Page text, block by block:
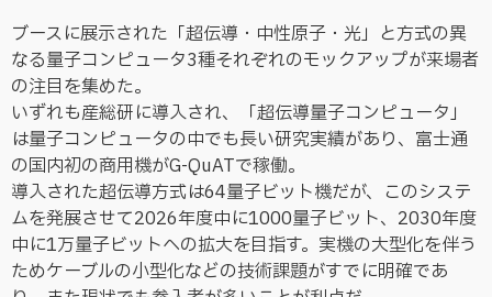
ブースに展示された「超伝導・中性原子・光」と方式の異
なる量子コンピュータ3種それぞれのモックアップが来場者
の注目を集めた。
いずれも産総研に導入され、「超伝導量子コンピュータ」
は量子コンピュータの中でも長い研究実績があり、富士通
の国内初の商用機がG-QuATで稼働。
導入された超伝導方式は64量子ビット機だが、このシステ
ムを発展させて2026年度中に1000量子ビット、2030年度
中に1万量子ビットへの拡大を目指す。実機の大型化を伴う
ためケーブルの小型化などの技術課題がすでに明確であ